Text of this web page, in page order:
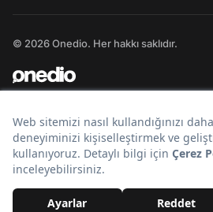
© 2026 Onedio. Her hakkı saklıdır.
Bir markasıdır.